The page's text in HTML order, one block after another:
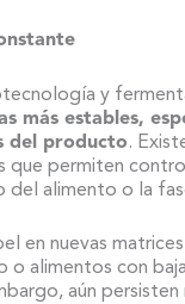
y
más estables,
del producto.
que permiten
del alimento o la
en nuevas
o alimentos con
aún